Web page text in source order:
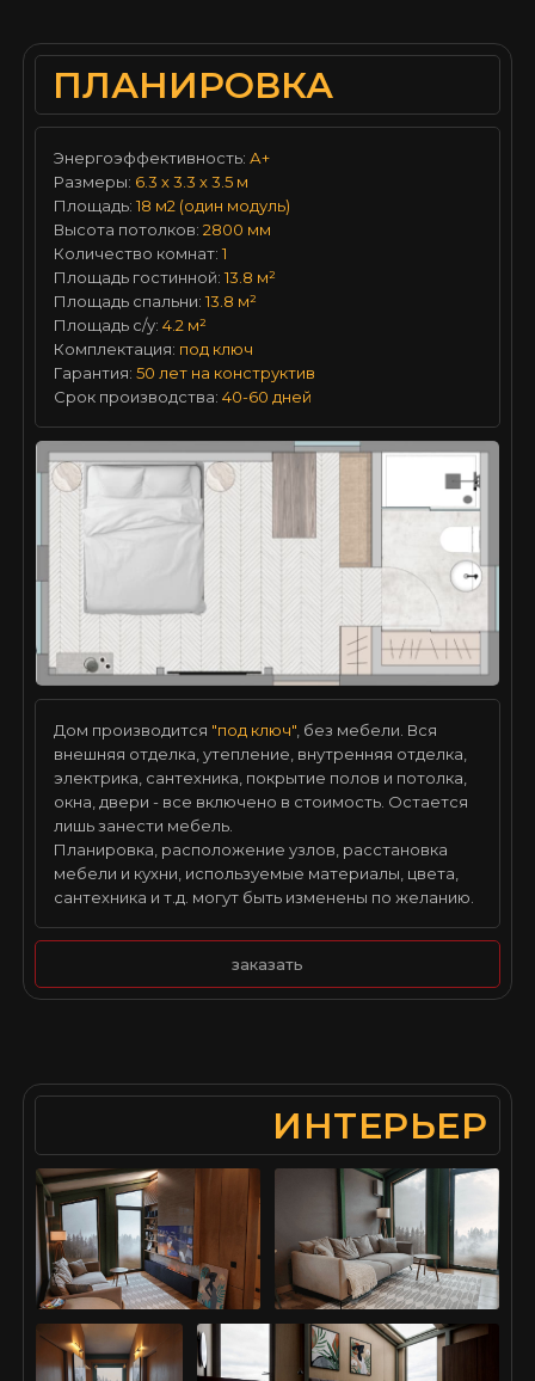
ПЛАНИРОВКА
Энергоэффективность: А+
Размеры: 6.3 х 3.3 х 3.5 м
Площадь:18 м2 (один модуль)
Высота потолков: 2800 мм
Количество комнат:1
Площадь гостинной:13.8 м²
Площадь спальни:13.8 м²
Площадь с/у: 4.2 м²
Комплектация: под ключ
Гарантия: 50 лет на конструктив
Срок производства: 40-60 дней
Дом производится "под ключ" , без мебели. Вся
внешняя отделка, утепление, внутренняя отделка,
электрика, сантехника, покрытие полов и потолка,
окна, двери - все включено в стоимость. Остается
лишь занести мебель.
Планировка, расположение узлов, расстановка
мебели и кухни, используемые материалы, цвета,
сантехника и т.д. могут быть изменены по желанию.
заказать
ИНТЕРЬЕР